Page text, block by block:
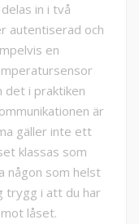
in i två
autentiserad och
en
det i praktiken
är
gäller inte ett
klassas som
någon som helst
trygg i att du har
låset.